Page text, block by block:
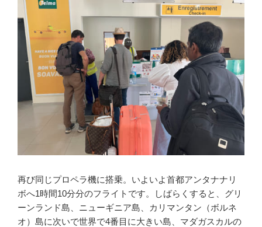
再び同じプロペラ機に搭乗。いよいよ首都アンタナナリ
ボへ1時間10分分のフライトです。しばらくすると、グリ
ーンランド島、ニューギニア島、カリマンタン（ボルネ
オ）島に次いで世界で4番目に大きい島、マダガスカルの